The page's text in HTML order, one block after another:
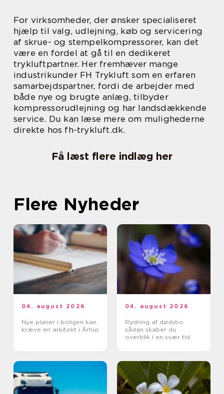
For virksomheder, der ønsker specialiseret
hjælp til valg, udlejning, køb og servicering
af skrue- og stempelkompressorer, kan det
være en fordel at gå til en dedikeret
trykluftpartner. Her fremhæver mange
industrikunder FH Trykluft som en erfaren
samarbejdspartner, fordi de arbejder med
både nye og brugte anlæg, tilbyder
kompressorudlejning og har landsdækkende
service. Du kan læse mere om mulighederne
direkte hos fh-trykluft.dk.
Få læst flere indlæg her
Flere Nyheder
04. august 2026
Nye planer i boligen kan
kræve en arkitekt i Århus
04. august 2026
Rydning af dødsbo
sådan skaber du
overblik i en svær tid